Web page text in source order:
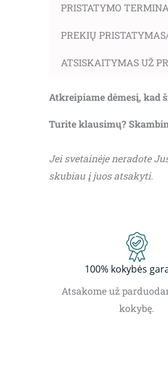
PRISTATYMO
PREKIŲ
ATSISKAITYMAS UŽ
Atkreipiame dėmesį, kad
Turite klausimų?
Jei svetainėje neradote
skubiau į juos atsakyti.
100% kokybės
Atsakome už
kokybę.